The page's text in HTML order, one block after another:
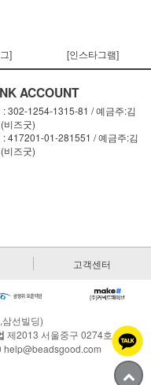
] [인스타그램]
ACCOUNT
: 302-1254-1315-81 / 예금주:김
비즈굿)
: 417201-01-281551 / 예금주:김
비즈굿)
고객센터
선빌딩)
제2013 서울중구 0274호